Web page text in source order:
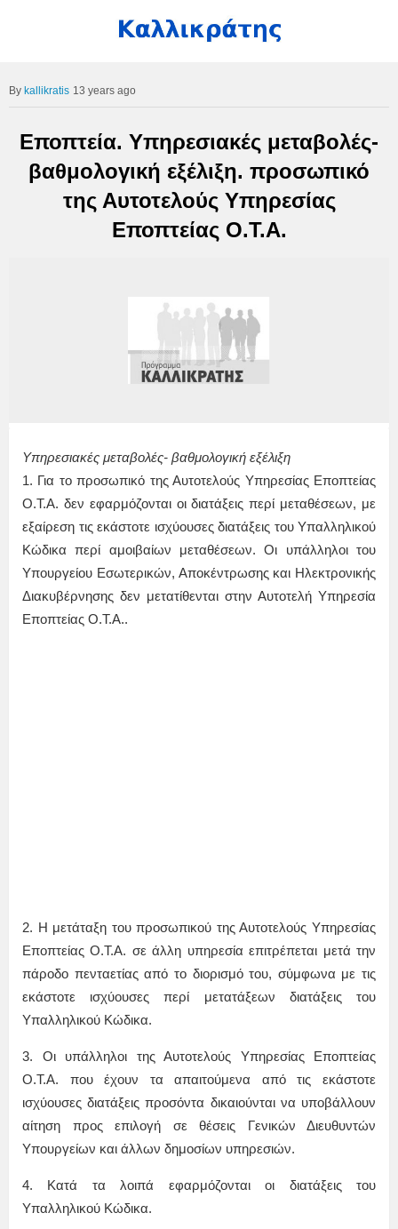
kallikratis 13 years ago
Εποπτεία. Υπηρεσιακές μεταβολές-
βαθμολογική εξέλιξη. προσωπικό
της Αυτοτελούς Υπηρεσίας
Εποπτείας Ο.Τ.Α.
Υπηρεσιακές μεταβολές- βαθμολογική εξέλιξη
1. Για το προσωπικό της Αυτοτελούς Υπηρεσίας Εποπτείας
Ο.Τ.Α. δεν εφαρμόζονται οι διατάξεις περί μεταθέσεων, με
εξαίρεση τις εκάστοτε ισχύουσες διατάξεις του Υπαλληλικού
Κώδικα περί αμοιβαίων μεταθέσεων. Οι υπάλληλοι του
Υπουργείου Εσωτερικών, Αποκέντρωσης και Ηλεκτρονικής
Διακυβέρνησης δεν μετατίθενται στην Αυτοτελή Υπηρεσία
Εποπτείας Ο.Τ.Α..
2. Η μετάταξη του προσωπικού της Αυτοτελούς Υπηρεσίας
Εποπτείας Ο.Τ.Α. σε άλλη υπηρεσία επιτρέπεται μετά την
πάροδο πενταετίας από το διορισμό του, σύμφωνα με τις
εκάστοτε ισχύουσες περί μετατάξεων διατάξεις του
Υπαλληλικού Κώδικα.
3. Οι υπάλληλοι της Αυτοτελούς Υπηρεσίας Εποπτείας
Ο.Τ.Α. που έχουν τα απαιτούμενα από τις εκάστοτε
ισχύουσες διατάξεις προσόντα δικαιούνται να υποβάλλουν
αίτηση προς επιλογή σε θέσεις Γενικών Διευθυντών
Υπουργείων και άλλων δημοσίων υπηρεσιών.
4. Κατά τα λοιπά εφαρμόζονται οι διατάξεις του
Υπαλληλικού Κώδικα.